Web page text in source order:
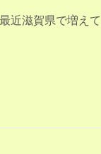
近滋賀県で増え